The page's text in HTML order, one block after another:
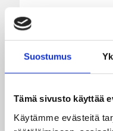
Suostumus
Tämä sivusto käyttää
Käytämme evästeitä
Mikko
BC Nokian